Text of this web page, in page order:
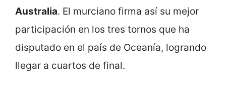
Australia. El murciano firma así su mejor
participación en los tres tornos que ha
disputado en el país de Oceanía, logrando
llegar a cuartos de final.